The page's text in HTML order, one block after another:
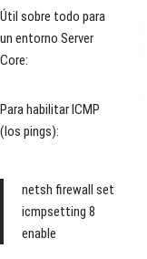
Útil sobre todo para
un entorno Server
Core:
Para habilitar ICMP
(los pings):
netsh firewall set
icmpsetting 8
enable